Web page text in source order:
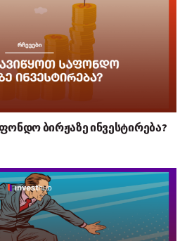
ბირჟაზე ინვესტირება?